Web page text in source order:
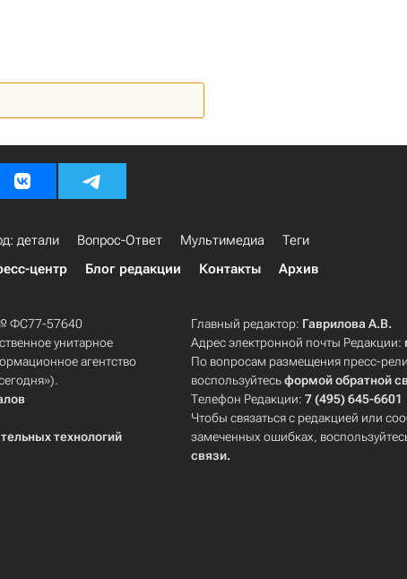
детали Вопрос-Ответ Мультимедиа
Теги
центр Блог редакции Контакты Архив
№ ФС77-57640
унитарное
агентство
технологий
Главный редактор: Гаврилова А.В.
Адрес электронной почты Редакции:
По вопросам размещения пресс-
воспользуйтесьформой обратной
Телефон Редакции:7 (495) 645-6601
Чтобы связаться с редакцией или
замеченных ошибках,
связи.